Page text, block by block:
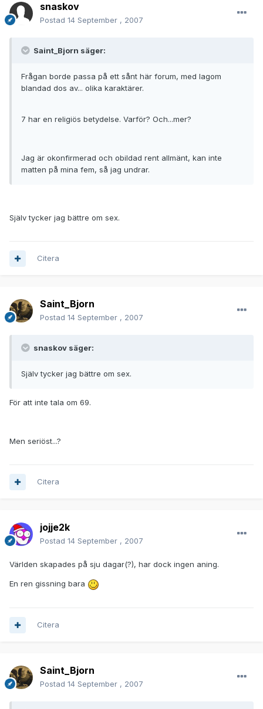
snaskov
Postad 14 September , 2007
Saint_Bjorn säger:
Frågan borde passa på ett sånt här forum, med lagom
blandad dos av... olika karaktärer.
7 har en religiös betydelse. Varför? Och...mer?
Jag är okonfirmerad och obildad rent allmänt, kan inte
matten på mina fem, så jag undrar.
Själv tycker jag bättre om sex.
Citera
Saint_Bjorn
Postad 14 September , 2007
snaskov säger:
Själv tycker jag bättre om sex.
För att inte tala om 69.
Men seriöst...?
Citera
jojje2k
Postad 14 September , 2007
Världen skapades på sju dagar(?), har dock ingen aning.
En ren gissning bara
Citera
Saint_Bjorn
Postad 14 September , 2007